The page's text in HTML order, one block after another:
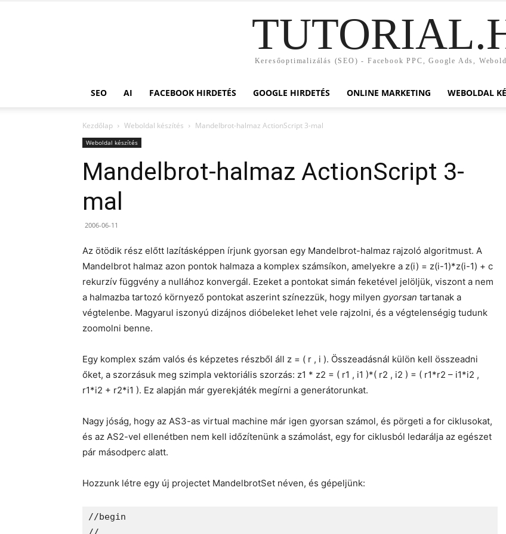
Keresőoptimalizálás (SEO) - Facebook PPC, Google Ads,
SEO AI FACEBOOK HIRDETÉS GOOGLE HIRDETÉS ONLINE MARKETING WEBOLDAL
Kezdőlap Weboldal készítés Mandelbrot-halmaz ActionScript 3-mal
Weboldal készítés
Mandelbrot-halmaz ActionScript 3-
mal
2006-06-11
Az ötödik rész előtt lazításképpen írjunk gyorsan egy Mandelbrot-halmaz rajzoló algoritmust. A
Mandelbrot halmaz azon pontok halmaza a komplex számsíkon, amelyekre a z(i) = z(i-1)*z(i-1) + c
rekurzív függvény a nullához konvergál. Ezeket a pontokat simán feketével jelöljük, viszont a nem
a halmazba tartozó környező pontokat aszerint színezzük, hogy milyen gyorsan tartanak a
végtelenbe. Magyarul iszonyú dizájnos dióbeleket lehet vele rajzolni, és a végtelenségig tudunk
zoomolni benne.
Egy komplex szám valós és képzetes részből áll z = ( r , i ). Összeadásnál külön kell összeadni
őket, a szorzásuk meg szimpla vektoriális szorzás: z1 * z2 = ( r1 , i1 )*( r2 , i2 ) = ( r1*r2 – i1*i2 ,
r1*i2 + r2*i1 ). Ez alapján már gyerekjáték megírni a generátorunkat.
Nagy jóság, hogy az AS3-as virtual machine már igen gyorsan számol, és pörgeti a for ciklusokat,
és az AS2-vel ellenétben nem kell időzítenünk a számolást, egy for ciklusból ledarálja az egészet
pár másodperc alatt.
Hozzunk létre egy új projectet MandelbrotSet néven, és gépeljünk:
//begin